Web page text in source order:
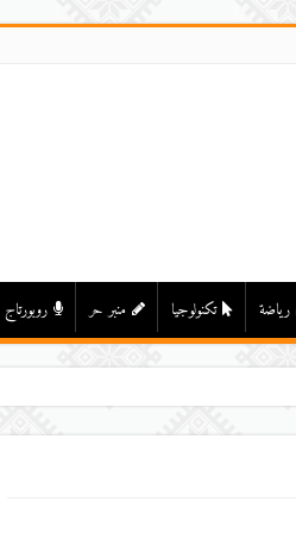
رياضة تكنولوجيا منبر حر روبورتاج